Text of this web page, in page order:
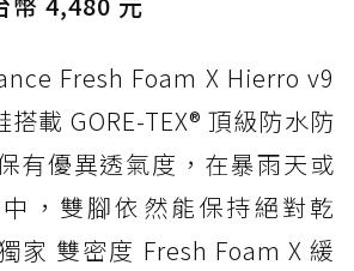
Fresh Foam X Hierro v9
搭載 GORE-TEX® 頂級防水防
有優異透氣度，在暴雨天或
，雙腳依然能保持絕對乾
家 雙密度 Fresh Foam X 緩